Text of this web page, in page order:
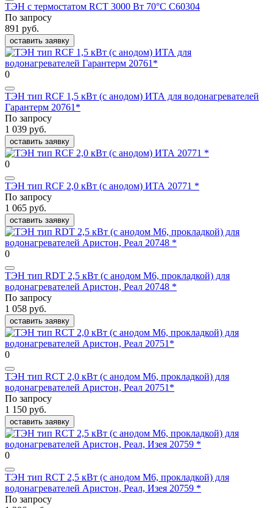
ТЭН с термостатом RCT 3000 Вт 70°С C60304
По запросу
891 руб.
оставить заявку
0
ТЭН тип RCF 1,5 кВт (с анодом) ИТА для водонагревателей
Гарантерм 20761*
По запросу
1 039 руб.
оставить заявку
0
ТЭН тип RCF 2,0 кВт (с анодом) ИТА 20771 *
По запросу
1 065 руб.
оставить заявку
0
ТЭН тип RDT 2,5 кВт (с анодом М6, прокладкой) для
водонагревателей Аристон, Реал 20748 *
По запросу
1 058 руб.
оставить заявку
0
ТЭН тип RСT 2,0 кВт (с анодом М6, прокладкой) для
водонагревателей Аристон, Реал 20751*
По запросу
1 150 руб.
оставить заявку
0
ТЭН тип RСT 2,5 кВт (с анодом М6, прокладкой) для
водонагревателей Аристон, Реал, Изея 20759 *
По запросу